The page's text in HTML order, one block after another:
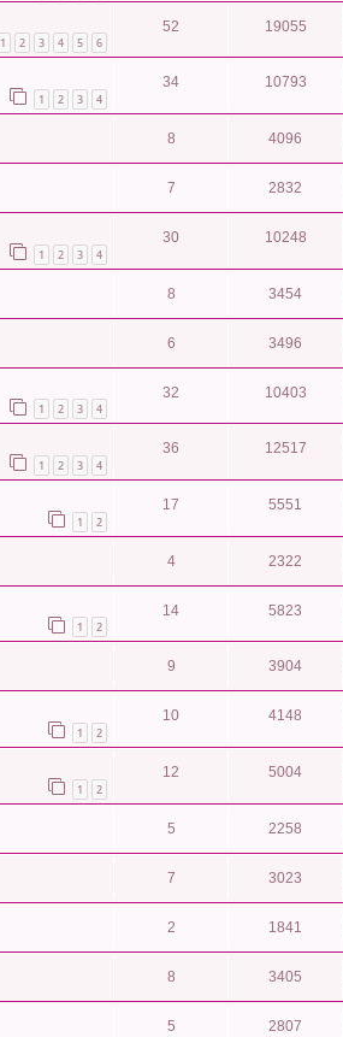
1 2 3 4 5 6
52 19055
1 2 3 4
34 10793
8 4096
7 2832
1 2 3 4
30 10248
8 3454
6 3496
1 2 3 4
32 10403
1 2 3 4
36 12517
1 2
17 5551
4 2322
1 2
14 5823
9 3904
1 2
10 4148
1 2
12 5004
5 2258
7 3023
2 1841
8 3405
5 2807